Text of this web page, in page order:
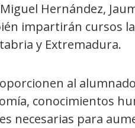
Hernández,
impartirán cursos
y Extremadura.
al
conocimientos
necesarias para